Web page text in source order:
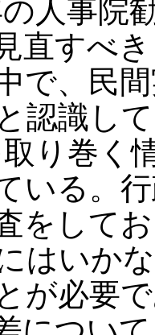
人事院
直すべ
で、民
認識し
り巻く
いる。
をして
はいか
が必要